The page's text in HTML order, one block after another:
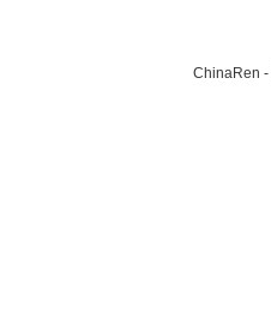
ChinaRen -